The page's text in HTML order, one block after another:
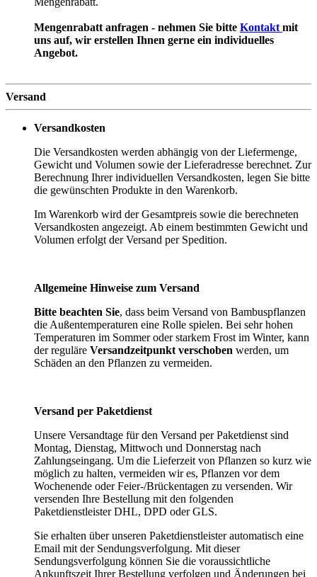
Mengenrabatt anfragen - nehmen Sie bitte Kontakt mit
uns auf, wir erstellen Ihnen gerne ein individuelles
Angebot.
Versand
Versandkosten
Die Versandkosten werden abhängig von der Liefermenge,
Gewicht und Volumen sowie der Lieferadresse berechnet. Zur
Berechnung Ihrer individuellen Versandkosten, legen Sie bitte
die gewünschten Produkte in den Warenkorb.
Im Warenkorb wird der Gesamtpreis sowie die berechneten
Versandkosten angezeigt. Ab einem bestimmten Gewicht und
Volumen erfolgt der Versand per Spedition.
Allgemeine Hinweise zum Versand
Bitte beachten Sie, dass beim Versand von Bambuspflanzen
die Außentemperaturen eine Rolle spielen. Bei sehr hohen
Temperaturen im Sommer oder starkem Frost im Winter, kann
der reguläre Versandzeitpunkt verschoben werden, um
Schäden an den Pflanzen zu vermeiden.
Versand per Paketdienst
Unsere Versandtage für den Versand per Paketdienst sind
Montag, Dienstag, Mittwoch und Donnerstag nach
Zahlungseingang. Um die Lieferzeit von Pflanzen so kurz wie
möglich zu halten, vermeiden wir es, Pflanzen vor dem
Wochenende oder Feier-/Brückentagen zu versenden. Wir
versenden Ihre Bestellung mit den folgenden
Paketdienstleister DHL, DPD oder GLS.
Sie erhalten über unseren Paketdienstleister automatisch eine
Email mit der Sendungsverfolgung. Mit dieser
Sendungsverfolgung können Sie die voraussichtliche
Ankunftszeit Ihrer Bestellung verfolgen und Änderungen bei